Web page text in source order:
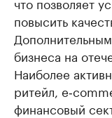
повысить
бизнеса на
Наиболее
ритейл,
финансовый